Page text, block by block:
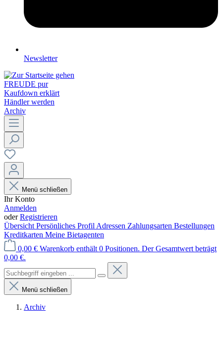
Newsletter
FREUDE pur
Kaufdown erklärt
Händler werden
Archiv
Menü schließen
Ihr Konto
Anmelden
oderRegistrieren
Übersicht Persönliches Profil Adressen Zahlungsarten Bestellungen
Kreditkarten Meine Bietagenten
0,00 € Warenkorb enthält 0 Positionen. Der Gesamtwert beträgt
0,00 €.
Menü schließen
Archiv